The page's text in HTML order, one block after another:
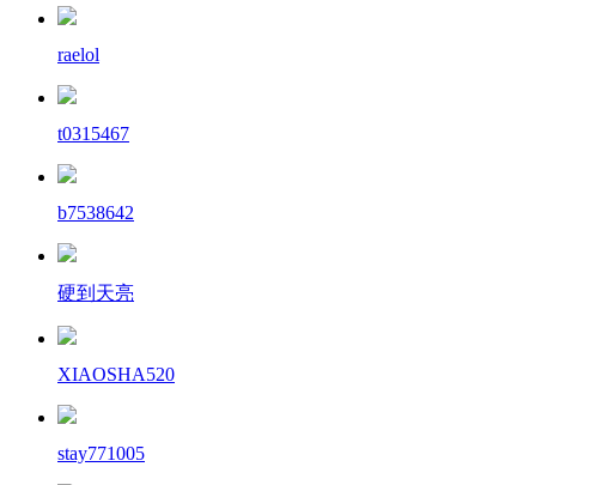
raelol
t0315467
b7538642
硬到天亮
XIAOSHA520
stay771005